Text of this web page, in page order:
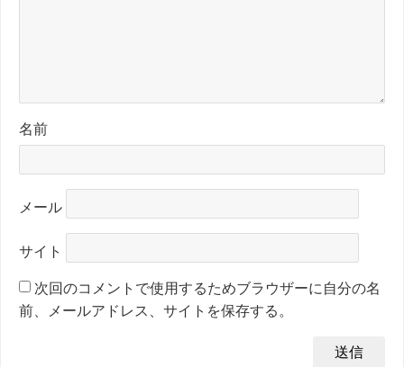
名前
メール
サイト
次回のコメントで使用するためブラウザーに自分の名
前、メールアドレス、サイトを保存する。